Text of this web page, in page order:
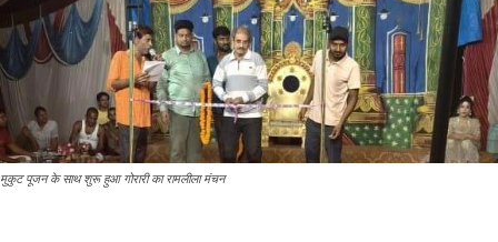
मुकुट पूजन के साथ शुरू हुआ गोरारी का रामलीला मंचन